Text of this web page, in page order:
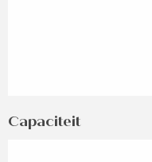
Capaciteit